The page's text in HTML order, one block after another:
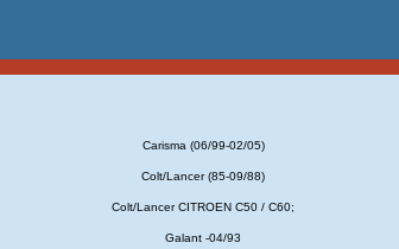
Carisma (06/99-02/05)
Colt/Lancer (85-09/88)
Colt/Lancer CITROEN C50 / C60;
Galant -04/93